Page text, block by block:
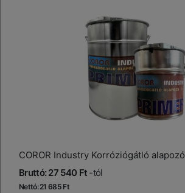
COROR Industry Korróziógátló alapozó
Bruttó: 27 540 Ft -tól
Nettó: 21 685 Ft